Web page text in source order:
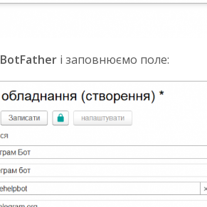
BotFather і заповнюємо поле: